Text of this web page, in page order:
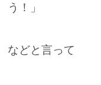
う！」
などと言って